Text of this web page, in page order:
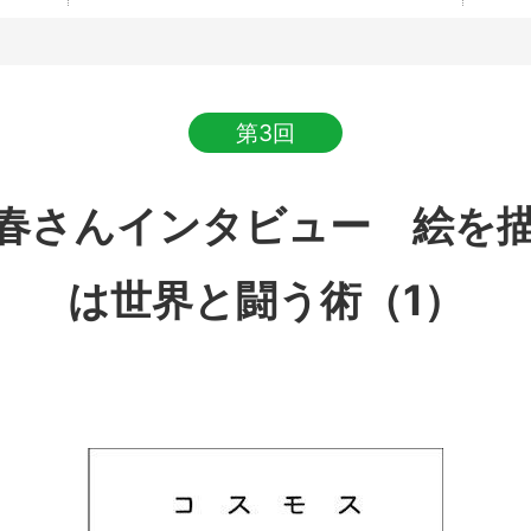
第3回
さんインタビュー 絵を
は世界と闘う術（1）